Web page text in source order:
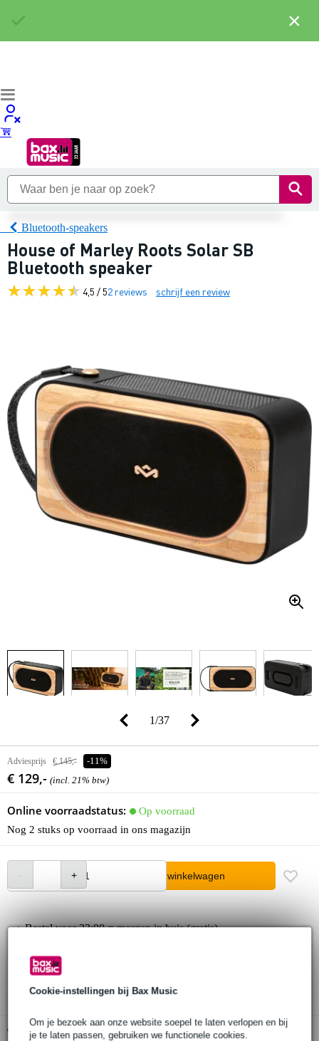
Cookie-instellingen bij Bax Music
Om je bezoek aan onze website soepel te laten verlopen en bij
je te laten passen, gebruiken we functionele cookies.
Bluetooth-speakers
House of Marley Roots Solar SB
Bluetooth speaker
4,5 / 52 reviews schrijf een review
1/37
Adviesprijs € 145,- -11%
€ 129,- (incl. 21% btw)
Online voorraadstatus:
Op voorraad
Nog 2 stuks op voorraad in ons magazijn
In winkelwagen
Bestel voor 23:00 = morgen in huis (gratis)
3 jaar Bax Music garantie
Gratis ophalen in de winkel
×